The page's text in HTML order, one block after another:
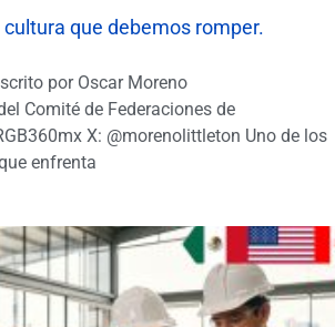
que debemos romper.
por Oscar Moreno
Comité de Federaciones de
X: @morenolittleton Uno de los
enfrenta